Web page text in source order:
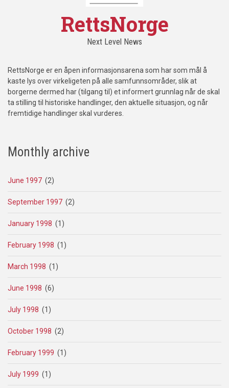
RettsNorge
Next Level News
RettsNorge er en åpen informasjonsarena som har som mål å
kaste lys over virkeligeten på alle samfunnsområder, slik at
borgerne dermed har (tilgang til) et informert grunnlag når de skal
ta stilling til historiske handlinger, den aktuelle situasjon, og når
fremtidige handlinger skal vurderes.
Monthly archive
June 1997 (2)
September 1997 (2)
January 1998 (1)
February 1998 (1)
March 1998 (1)
June 1998 (6)
July 1998 (1)
October 1998 (2)
February 1999 (1)
July 1999 (1)